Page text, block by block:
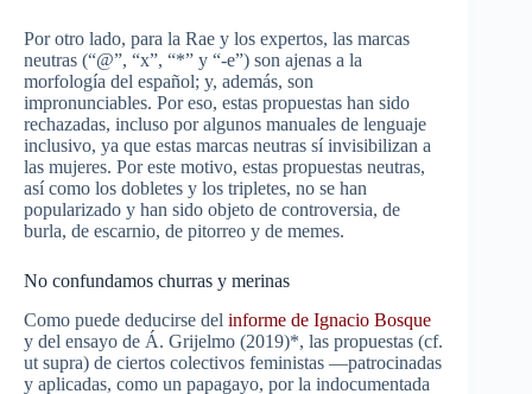
Por otro lado, para la Rae y los expertos, las marcas
neutras (“@”, “x”, “*” y “-e”) son ajenas a la
morfología del español; y, además, son
impronunciables. Por eso, estas propuestas han sido
rechazadas, incluso por algunos manuales de lenguaje
inclusivo, ya que estas marcas neutras sí invisibilizan a
las mujeres. Por este motivo, estas propuestas neutras,
así como los dobletes y los tripletes, no se han
popularizado y han sido objeto de controversia, de
burla, de escarnio, de pitorreo y de memes.
No confundamos churras y merinas
Como puede deducirse del informe de Ignacio Bosque
y del ensayo de Á. Grijelmo (2019)*, las propuestas (cf.
ut supra) de ciertos colectivos feministas —patrocinadas
y aplicadas, como un papagayo, por la indocumentada